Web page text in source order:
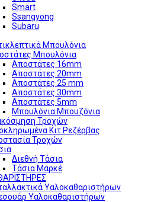
Smart
Ssangyong
Subaru
Μπουλόνια
Μπουλόνια
Αποστάτες 16mm
Αποστάτες 20mm
Αποστάτες 25 mm
Αποστάτες 30mm
Αποστάτες 5mm
Μπουλόνια Μπουζόνια
Τροχών
Κιτ Ρεζέρβας
Τροχών
Διεθνή Τάσια
Τάσια Μαρκέ
Υαλοκαθαριστήρων
Υαλοκαθαριστήρων